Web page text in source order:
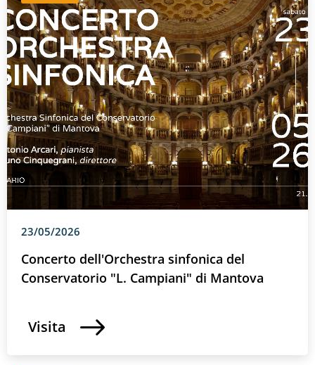
23/05/2026
Concerto dell'Orchestra sinfonica del
Conservatorio "L. Campiani" di Mantova
Visita